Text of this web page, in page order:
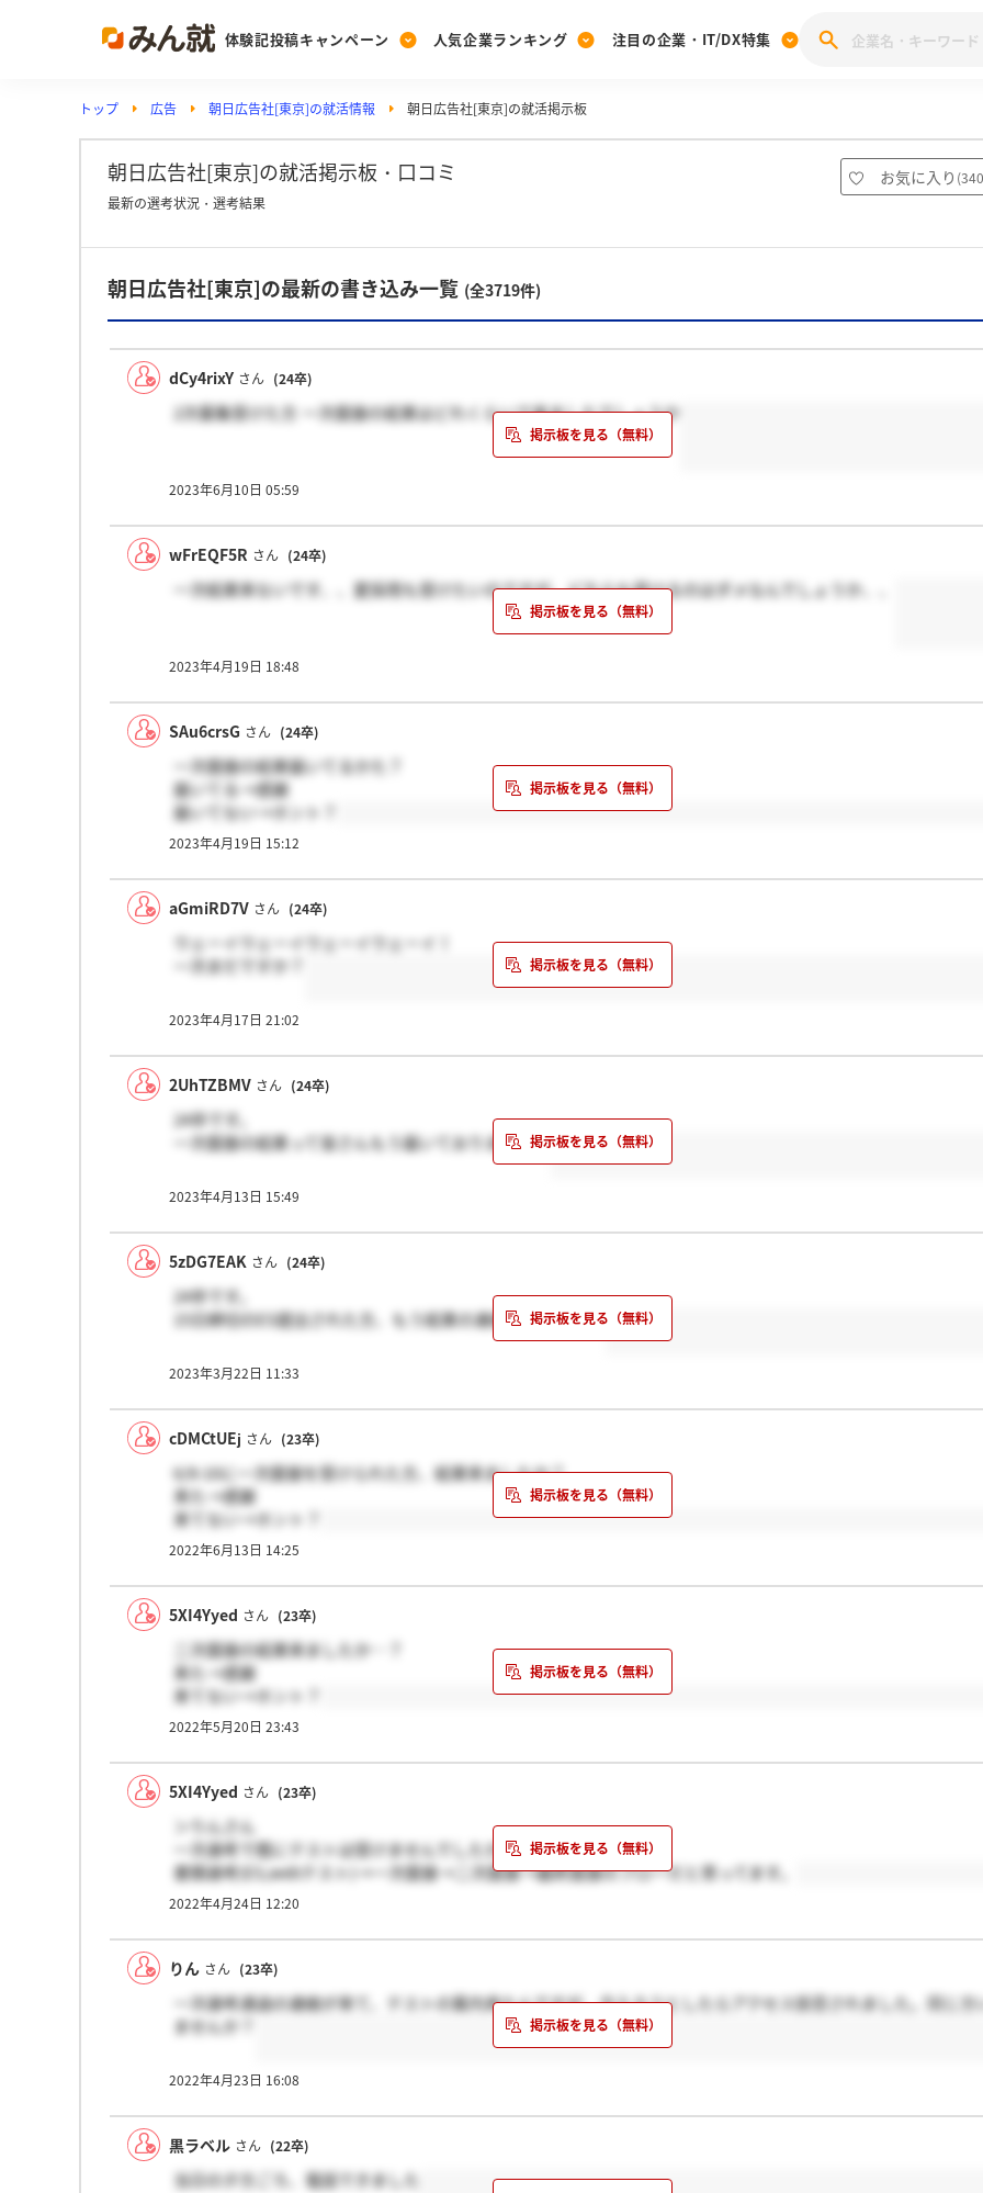
体験記投稿キャンペーン
Post
投稿する
[27卒] 本選考体験記投稿キャンペーン
人気企業ランキング
Ranking
ランキングを見る
Vote
投票する
注目の企業・IT/DX特集
PickUp
注目の企業特集
動画で知ろう！業界・企業研究
トップ 広告 朝日広告社[東京]の就活情報 朝日広告社[東京]の就活掲示板
朝日広告社[東京]の就活掲示板・口コミ お気に入り (
最新の選考状況・選考結果
朝日広告社[東京]の最新の書き込み一覧 (全3719件)
dCy4rixY さん (24卒)
2次募集受けた方 一次面接の結果はどれくらいで来ましたでしょうか
2023年6月10日 05:59
wFrEQF5R さん (24卒)
一次結果来ないです、、夏採用も受けたいのですが、どちらも受けるのはダメなんでしょうか、、
2023年4月19日 18:48
SAu6crsG さん (24卒)
一次面接の結果届いてるかた？
届いてる→感謝
届いてない→ホント？
2023年4月19日 15:12
aGmiRD7V さん (24卒)
ウェーイウェーイウェーイウェーイ！
一次まだですか？
2023年4月17日 21:02
2UhTZBMV さん (24卒)
24卒です。
一次面接の結果って皆さんもう届いておりますか？
2023年4月13日 15:49
5zDG7EAK さん (24卒)
24卒です。
15日締切のES提出された方、もう結果の連絡来ましたか？
2023年3月22日 11:33
cDMCtUEj さん (23卒)
6/8-10に一次面接を受けられた方、結果来ましたか？
来た→感謝
来てない→ホント？
2022年6月13日 14:25
5XI4Yyed さん (23卒)
二次面接の結果来ましたか…？
来た→感謝
来てない→ホント？
2022年5月20日 23:43
5XI4Yyed さん (23卒)
＞りんさん
一次選考で既にテストは受けませんでしたか？？
書類選考(ES,webテスト)→一次面接→二次面接→最終面接のフローだと思ってます。
2022年4月24日 12:20
りん さん (23卒)
一次選考通過の連絡が来て、テストの案内来たんですが、今入ろうとしたらアクセス拒否されました。同じ方
ませんか？
2022年4月23日 16:08
黒ラベル さん (22卒)
当日の夕方ごろ、電話できました